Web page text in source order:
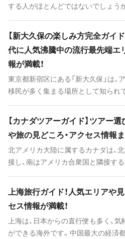
ポット、アクセス、おすすめのホテル
する人がほとんどではないでしょう
どころがたくさんあるスポットです
を利用する際には、ぜひこういった
ト施設にも注目して欲しいと思います
んな新千歳空港を楽しむための方法
いきます。
【新大久保の楽しみ方完全ガイ
代に人気沸騰中の流行最先端エ
報が満載！
東京都新宿区にある「新大久保」は、
移民が多く集まる場所として知られ
ることでも有名なエリアです。 韓国
起こしたものが新大久保から発信さ
まっていくことから、街は流行に敏感
いつも賑わっています。 また、コリ
ちろんのこと、イスラム圏の人たち
リアやおしゃれなスイーツが堪能で
で、見どころがたくさんあって観光
な見どころを9つピックアップし、た
していきます。
【カナダツアーガイド】ツアー
や旅の見どころ・アクセス情報ま
北アメリカ大陸に属するカナダは、
接し、南はアメリカ合衆国と隣接す
比較的新しい国ではあるものの、ト
ーバーなどの経済やエンターテイメ
ゆく大都市と、季節ごとにさまざまな
大自然が共存するカナダは、いつ誰
める魅力的な場所です。 この記事では、カナダを旅
上海旅行ガイド！人気エリアや
セス情報が満載！
上海は、日本からの直行便も多く、
ができる海外です。中国最大の経済